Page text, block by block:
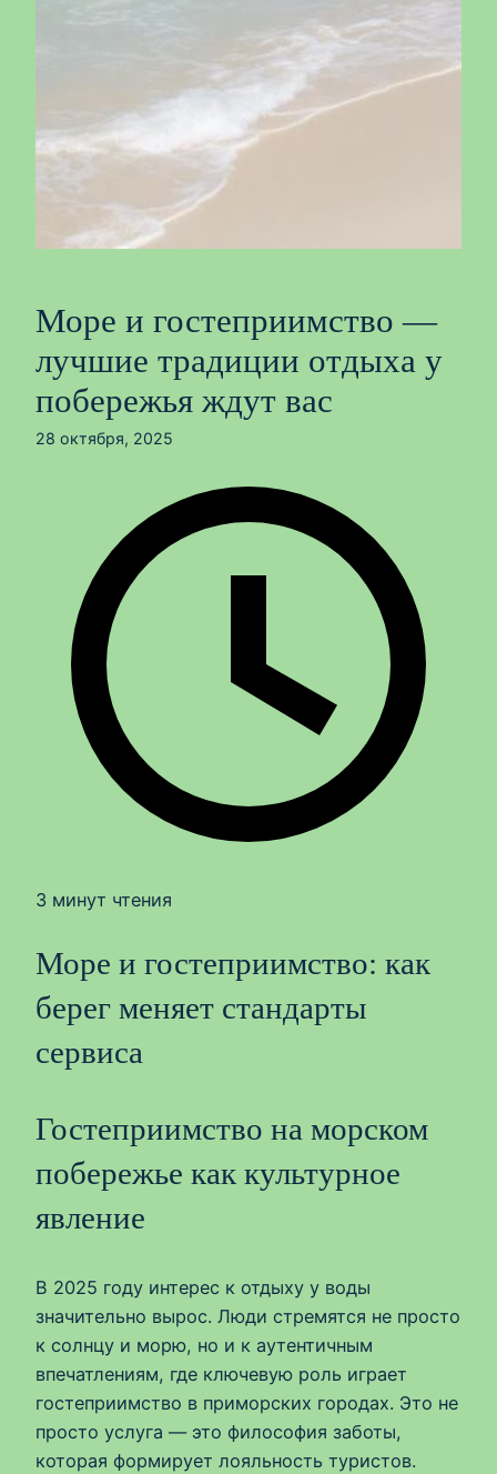
Море и гостеприимство —
лучшие традиции отдыха у
побережья ждут вас
28 октября, 2025
3 минут чтения
Море и гостеприимство: как
берег меняет стандарты
сервиса
Гостеприимство на морском
побережье как культурное
явление
В 2025 году интерес к отдыху у воды
значительно вырос. Люди стремятся не просто
к солнцу и морю, но и к аутентичным
впечатлениям, где ключевую роль играет
гостеприимство в приморских городах. Это не
просто услуга — это философия заботы,
которая формирует лояльность туристов.